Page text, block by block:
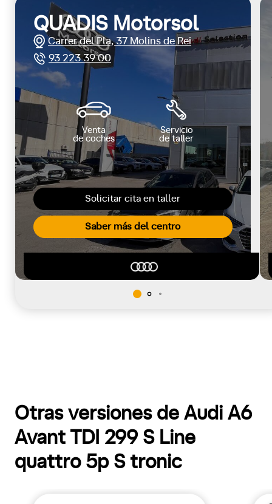
Solicitar cita en taller
Saber más del centro
QUADIS Motorsol
Carrer del Pla, 37 Molins de Rei
93 223 39 00
Venta
de coches
Servicio
de taller
Otras versiones de Audi A6
Avant TDI 299 S Line
quattro 5p S tronic